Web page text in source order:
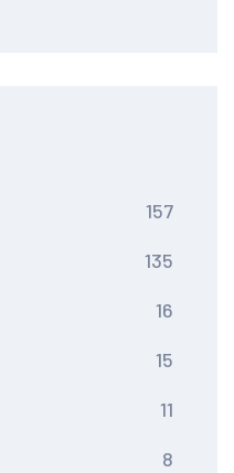
157
135
16
15
11
8